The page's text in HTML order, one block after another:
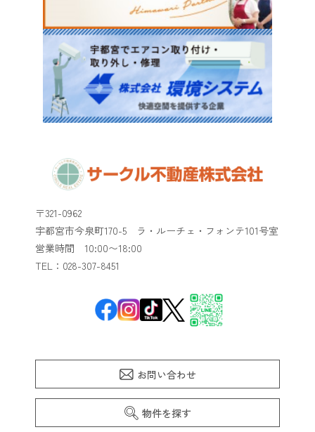
〒321-0962
宇都宮市今泉町170-5 ラ・ルーチェ・フォンテ101号室
​​​​​​​営業時間 10:00〜18:00
TEL：028-307-8451
お問い合わせ
物件を探す